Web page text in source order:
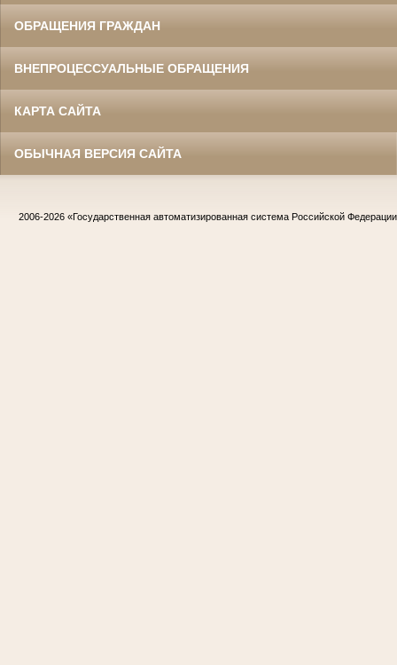
ОБРАЩЕНИЯ ГРАЖДАН
ВНЕПРОЦЕССУАЛЬНЫЕ ОБРАЩЕНИЯ
КАРТА САЙТА
ОБЫЧНАЯ ВЕРСИЯ САЙТА
2006-2026 «Государственная автоматизированная система Российской